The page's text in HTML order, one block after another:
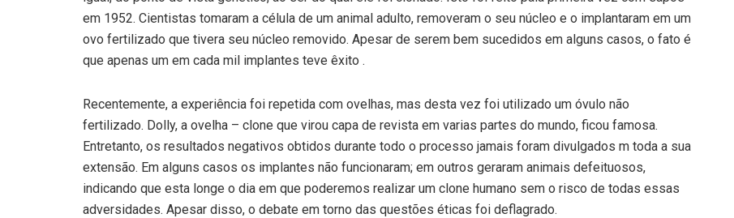
em 1952. Cientistas tomaram a célula de um animal adulto, removeram o seu núcleo e o implantaram em um
ovo fertilizado que tivera seu núcleo removido. Apesar de serem bem sucedidos em alguns casos, o fato é
que apenas um em cada mil implantes teve êxito .
Recentemente, a experiência foi repetida com ovelhas, mas desta vez foi utilizado um óvulo não
fertilizado. Dolly, a ovelha – clone que virou capa de revista em varias partes do mundo, ficou famosa.
Entretanto, os resultados negativos obtidos durante todo o processo jamais foram divulgados m toda a sua
extensão. Em alguns casos os implantes não funcionaram; em outros geraram animais defeituosos,
indicando que esta longe o dia em que poderemos realizar um clone humano sem o risco de todas essas
adversidades. Apesar disso, o debate em torno das questões éticas foi deflagrado.